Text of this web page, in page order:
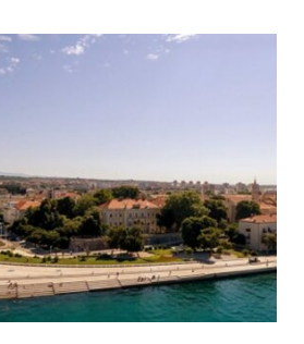
o t
r
)
g
m
r
t
b